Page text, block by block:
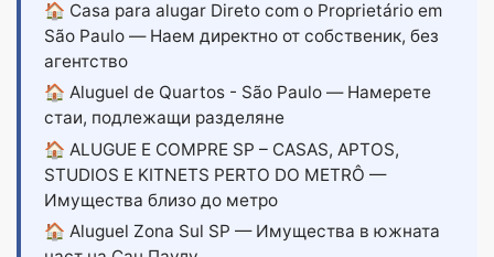
🏠 Casa para alugar Direto com o Proprietário em
São Paulo — Наем директно от собственик, без
агентство
🏠 Aluguel de Quartos - São Paulo — Намерете
стаи, подлежащи разделяне
🏠 ALUGUE E COMPRE SP – CASAS, APTOS,
STUDIOS E KITNETS PERTO DO METRÔ —
Имущества близо до метро
🏠 Aluguel Zona Sul SP — Имущества в южната